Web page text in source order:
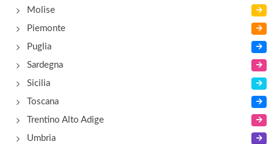
Molise
Piemonte
Puglia
Sardegna
Sicilia
Toscana
Trentino Alto Adige
Umbria